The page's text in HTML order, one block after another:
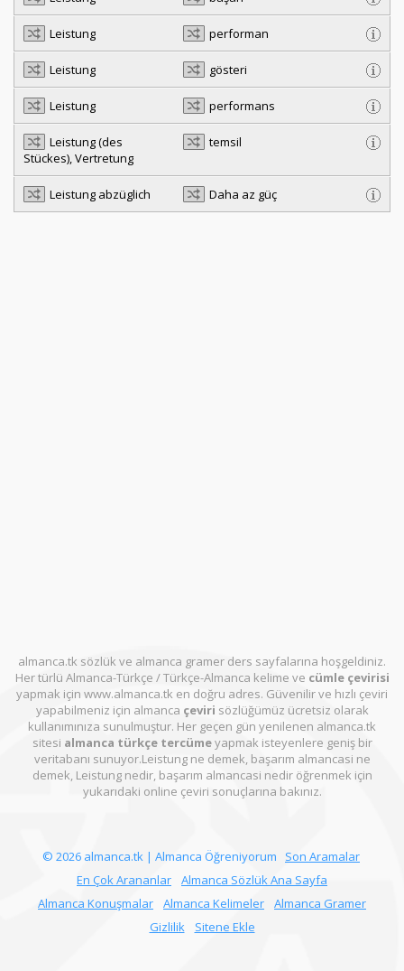
Leistung performan
Leistung gösteri
Leistung performans
Leistung (des
Stückes), Vertretung
temsil
Leistung abzüglich Daha az güç
almanca.tk sözlük ve almanca gramer ders sayfalarına hoşgeldiniz.
Her türlü Almanca-Türkçe / Türkçe-Almanca kelime ve cümle çevirisi
yapmak için www.almanca.tk en doğru adres. Güvenilir ve hızlı çeviri
yapabilmeniz için almanca çeviri sözlüğümüz ücretsiz olarak
kullanımınıza sunulmuştur. Her geçen gün yenilenen almanca.tk
sitesi almanca türkçe tercümeyapmak isteyenlere geniş bir
veritabanı sunuyor.Leistung ne demek, başarım almancasi ne
demek, Leistung nedir, başarım almancasi nedir öğrenmek için
yukarıdaki online çeviri sonuçlarına bakınız.
© 2026 almanca.tk | Almanca Öğreniyorum
Son Aramalar
En Çok Arananlar
Almanca Sözlük Ana Sayfa
Almanca Konuşmalar
Almanca Kelimeler
Almanca Gramer
Gizlilik
Sitene Ekle